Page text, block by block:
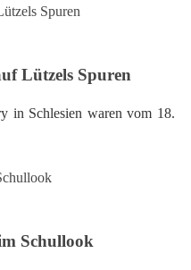
Lützels Spuren
in Schlesien waren vom 18.
Schullook